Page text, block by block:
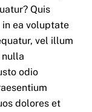
Quis
ea voluptate
vel illum
odio
dolores et